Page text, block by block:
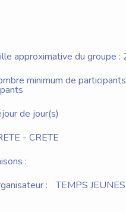
approximative du groupe :
minimum de
de jour(s)
- CRETE
:
:
TEMPS JEUNES